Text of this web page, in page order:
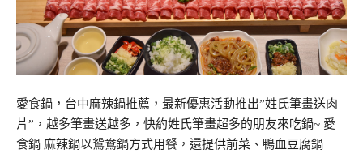
愛食鍋，台中麻辣鍋推薦，最新優惠活動推出”姓氏筆畫送肉
片”，越多筆畫送越多，快約姓氏筆畫超多的朋友來吃鍋~ 愛
食鍋 麻辣鍋以鴛鴦鍋方式用餐，還提供前菜、鴨血豆腐鍋